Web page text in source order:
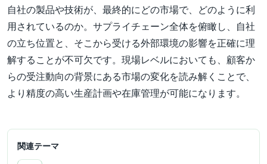
自社の製品や技術が、最終的にどの市場で、どのように利
用されているのか。サプライチェーン全体を俯瞰し、自社
の立ち位置と、そこから受ける外部環境の影響を正確に理
解することが不可欠です。現場レベルにおいても、顧客か
らの受注動向の背景にある市場の変化を読み解くことで、
より精度の高い生産計画や在庫管理が可能になります。
関連テーマ